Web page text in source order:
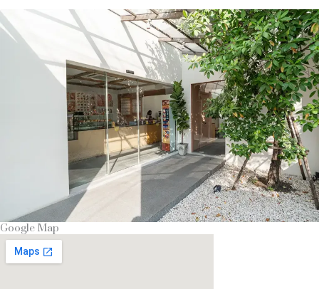
Google Map